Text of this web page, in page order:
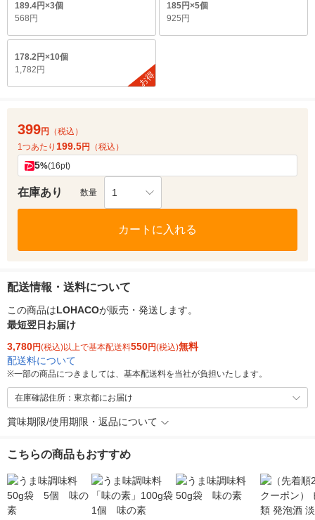
189.4円×3個
568円
185円×5個
925円
178.2円×10個
1,782円
お得
399円
（税込）
1つあたり 199.5円 （税込）
5%(16pt)
在庫あり 数量 1
カートに入れる
配送情報・送料について
この商品はLOHACOが販売・発送します。
最短翌日お届け
3,780円(税込)以上で基本配送料550円(税込)無料
配送料について
※一部の商品につきましては、基本配送料を当社が負担いたします。
在庫確認住所：東京都にお届け
賞味期限/使用期限・返品について
こちらの商品もおすすめ